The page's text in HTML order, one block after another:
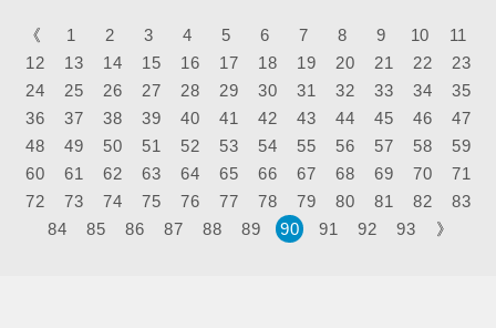
《 1 2 3 4 5 6 7 8 9 10
11
12
13 14 15 16 17 18 19 20 21 22
23
24
25 26 27 28 29 30 31 32 33 34
35
36
37 38 39 40 41 42 43 44 45 46
47
48
49 50 51 52 53 54 55 56 57 58
59
60
61 62 63 64 65 66 67 68 69 70
71
72
73 74 75 76 77 78 79 80 81 82
83
84
85 86 87 88 89 90 91 92 93 》